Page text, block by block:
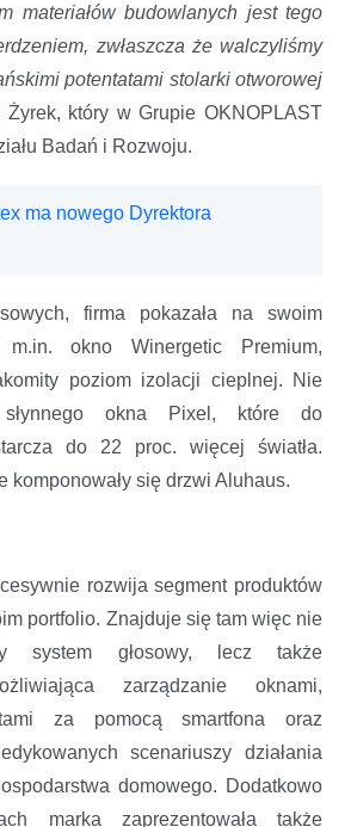
materiałów budowlanych jest tego
zwłaszcza że walczyliśmy
potentatami stolarki otworowej
który w Grupie OKNOPLAST
Badań i Rozwoju.
ma nowego Dyrektora
firma pokazała na swoim
okno Winergetic Premium,
poziom izolacji cieplnej. Nie
słynnego okna Pixel, które do
do 22 proc. więcej światła.
komponowały się drzwi Aluhaus.
rozwija segment produktów
portfolio. Znajduje się tam więc nie
system głosowy, lecz także
zarządzanie oknami,
za pomocą smartfona oraz
scenariuszy działania
domowego. Dodatkowo
marka zaprezentowała także